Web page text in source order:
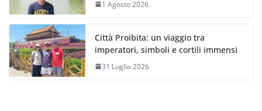
1 Agosto 2026
Città Proibita: un viaggio tra
imperatori, simboli e cortili immensi
31 Luglio 2026